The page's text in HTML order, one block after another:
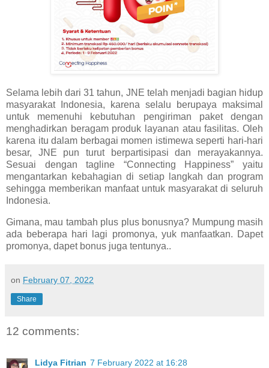
Selama lebih dari 31 tahun, JNE telah menjadi bagian hidup
masyarakat Indonesia, karena selalu berupaya maksimal
untuk memenuhi kebutuhan pengiriman paket dengan
menghadirkan beragam produk layanan atau fasilitas. Oleh
karena itu dalam berbagai momen istimewa seperti hari-hari
besar, JNE pun turut berpartisipasi dan merayakannya.
Sesuai dengan tagline “Connecting Happiness” yaitu
mengantarkan kebahagian di setiap langkah dan program
sehingga memberikan manfaat untuk masyarakat di seluruh
Indonesia.
Gimana, mau tambah plus plus bonusnya? Mumpung masih
ada beberapa hari lagi promonya, yuk manfaatkan. Dapet
promonya, dapet bonus juga tentunya..
on February 07, 2022
Share
12 comments:
Lidya Fitrian 7 February 2022 at 16:28